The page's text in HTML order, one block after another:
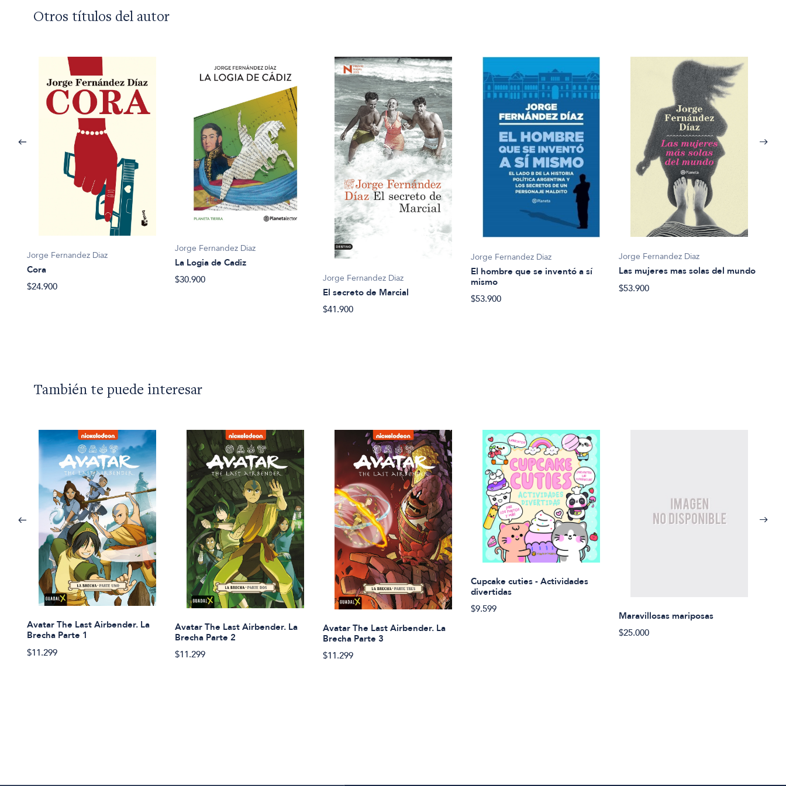
Otros títulos del autor
Jorge Fernandez Diaz
Cora
$24.900
Jorge Fernandez Diaz
La Logia de Cadiz
$30.900
Jorge Fernandez Diaz
El secreto de Marcial
$41.900
Jorge Fernandez Diaz
El hombre que se inventó a sí
mismo
$53.900
Jorge Fernandez Diaz
Las mujeres mas solas del mundo
$53.900
También te puede interesar
Avatar The Last Airbender. La
Brecha Parte 1
$11.299
Avatar The Last Airbender. La
Brecha Parte 2
$11.299
Avatar The Last Airbender. La
Brecha Parte 3
$11.299
Cupcake cuties - Actividades
divertidas
$9.599
Maravillosas mariposas
$25.000